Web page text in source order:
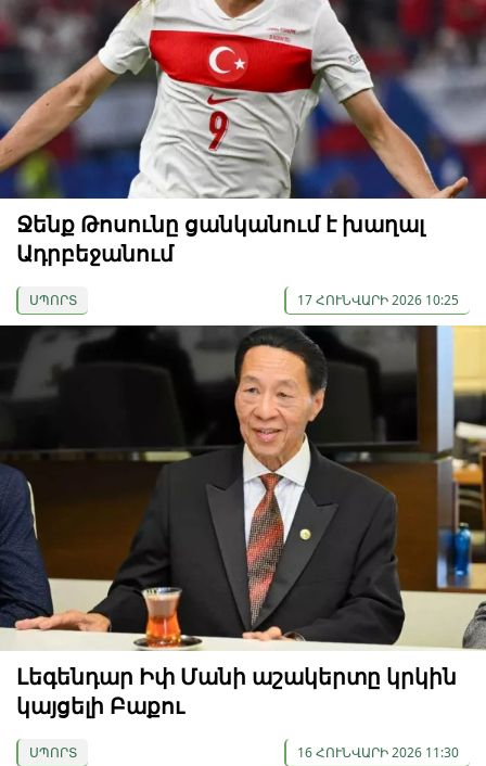
Ջենք Թոսունը ցանկանում է խաղալ
Ադրբեջանում
ՍՊՈՐՏ 17 ՀՈՒՆՎԱՐԻ 2026 10:25
Լեգենդար Իփ Մանի աշակերտը կրկին
կայցելի Բաքու
ՍՊՈՐՏ 16 ՀՈՒՆՎԱՐԻ 2026 11:30